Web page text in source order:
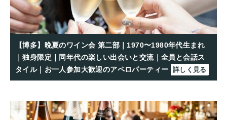
【博多】晩夏のワイン会 第二部｜1970〜1980年代生まれ
｜独身限定｜同年代の楽しい出会いと交流｜全員と会話ス
タイル｜お一人参加大歓迎のアペロパーティー 詳しく見る